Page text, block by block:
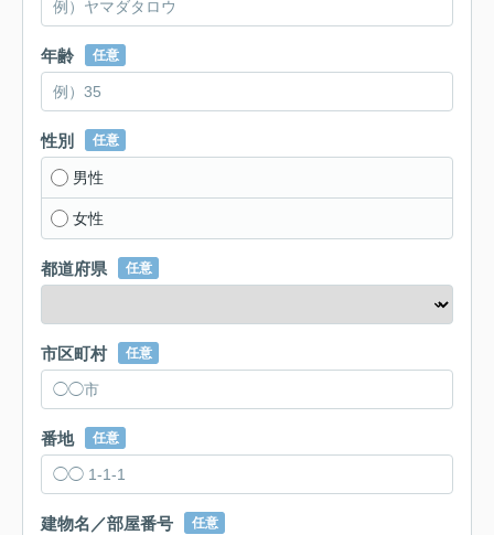
年齢 任意
性別 任意
男性
女性
都道府県 任意
市区町村 任意
番地 任意
建物名／部屋番号 任意